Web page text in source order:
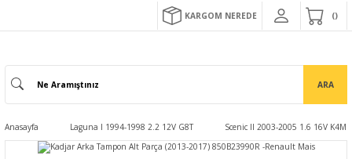
KARGOM NEREDE
ARA
Anasayfa Laguna I 1994-1998 2.2 12V G8T Scenic II 2003-2005 1.6 16V K4M